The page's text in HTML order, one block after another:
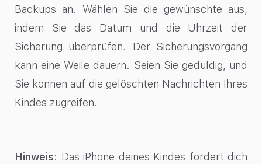
Backups an. Wählen Sie die gewünschte aus,
indem Sie das Datum und die Uhrzeit der
Sicherung überprüfen. Der Sicherungsvorgang
kann eine Weile dauern. Seien Sie geduldig, und
Sie können auf die gelöschten Nachrichten Ihres
Kindes zugreifen.
Hinweis: Das iPhone deines Kindes fordert dich